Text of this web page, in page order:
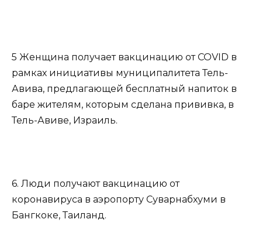
5 Женщина получает вакцинацию от COVID в
рамках инициативы муниципалитета Тель-
Авива, предлагающей бесплатный напиток в
баре жителям, которым сделана прививка, в
Тель-Авиве, Израиль.
6. Люди получают вакцинацию от
коронавируса в аэропорту Суварнабхуми в
Бангкоке, Таиланд.